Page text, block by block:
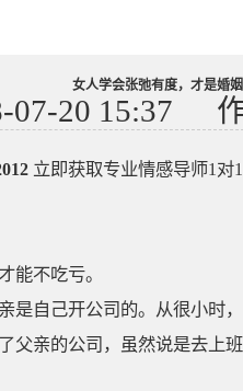
女人学会张弛有度，才是婚
07-20 15:37
立即获取专业情感导师1对
能不吃亏。
是自己开公司的。从很小时
父亲的公司，虽然说是去上